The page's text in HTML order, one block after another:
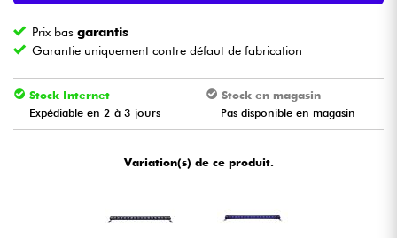
Batteries & Percu
Violons & Quatuor
Prix basgarantis
Garantie uniquement contre défaut de fabrication
Stock Internet
Expédiable en 2 à 3 jours
Stock en magasin
Pas disponible en magasin
Variation(s) de ce produit.